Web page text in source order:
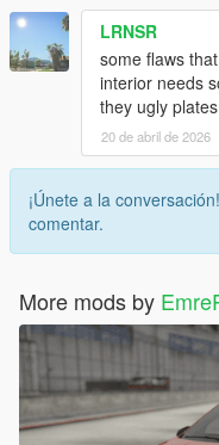
LRNSR
some flaws
interior needs
they ugly plates
20 de abril de 2026
¡Únete a la conversación!
comentar.
More mods by